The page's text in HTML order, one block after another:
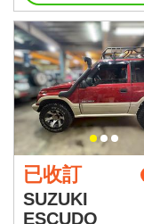
已收訂
SUZUKI
ESCUDO